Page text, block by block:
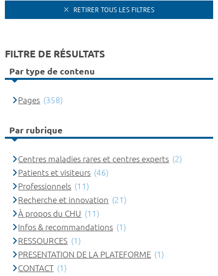
RETIRER TOUS LES FILTRES
FILTRE DE RÉSULTATS
Par type de contenu
Pages (358)
Par rubrique
Centres maladies rares et centres experts (2)
Patients et visiteurs (46)
Professionnels (11)
Recherche et innovation (21)
À propos du CHU (11)
Infos & recommandations (1)
RESSOURCES (1)
PRESENTATION DE LA PLATEFORME (1)
CONTACT (1)